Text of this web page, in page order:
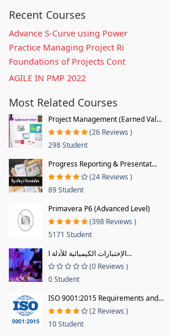
Recent Courses
Advance S-Curve using Power
Practice Managing Project Ri
Foundations of Projects Cont
AGILE IN PMP 2022
Most Related Courses
Project Management (Earned Val...
(26 Reviews )
298 Student
Progress Reporting & Presentat...
(24 Reviews )
89 Student
Primavera P6 (Advanced Level)
(398 Reviews )
5171 Student
الإختبارات الكيميائية للأدلة ا...
(0 Reviews )
0 Student
ISO 9001:2015 Requirements and...
(2 Reviews )
10 Student